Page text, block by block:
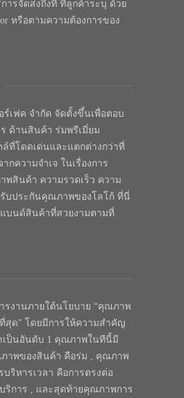
ารจัดส่งถึงที่ ที่ลูกค้าระบุ ด้วย
หรือตามความต้องการของ
ร์เฟค จำกัด จัดตั้งขึ้นเพื่อตอบ
ด้านสินค้า ร่มพรีเมี่ยม
ล์ที่โดดเด่นและแตกต่างกว่าที่
กความจำเจ ในเรื่องการ
สินค้า ความรวดเร็ว ความ
รับประกันคุณภาพของโลโก้ ที่นี่
แบนด์สินค้าที่สวยงามตามที่
รงานภายใต้นโยบาย “คุณภาพ
สุด” โดยมีการให้ความสำคัญ
ป็นอันดับ 1 คุณภาพในทีนี้มี
าพของสินค้า คือร่ม , คุณภาพ
ริหารเวลา คือการตรงต่อ
ริการ , และสุดท้ายคุณภาพการ